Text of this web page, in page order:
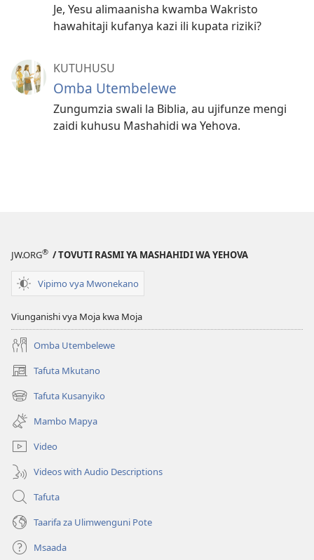
Je, Yesu alimaanisha kwamba Wakristo
hawahitaji kufanya kazi ili kupata riziki?
KUTUHUSU
Omba Utembelewe
Zungumzia swali la Biblia, au ujifunze mengi
zaidi kuhusu Mashahidi wa Yehova.
JW.ORG® / TOVUTI RASMI YA MASHAHIDI WA YEHOVA
Vipimo vya Mwonekano
Viunganishi vya Moja kwa Moja
Omba Utembelewe
Tafuta Mkutano
(opens
new
window)
Tafuta Kusanyiko
(opens
new
window)
Mambo Mapya
Video
Videos with Audio Descriptions
Tafuta
Taarifa za Ulimwenguni Pote
Msaada